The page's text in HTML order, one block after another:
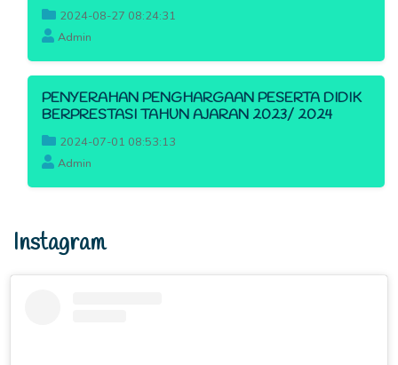
2024-08-27 08:24:31
Admin
PENYERAHAN PENGHARGAAN PESERTA DIDIK
BERPRESTASI TAHUN AJARAN 2023/ 2024
2024-07-01 08:53:13
Admin
Instagram